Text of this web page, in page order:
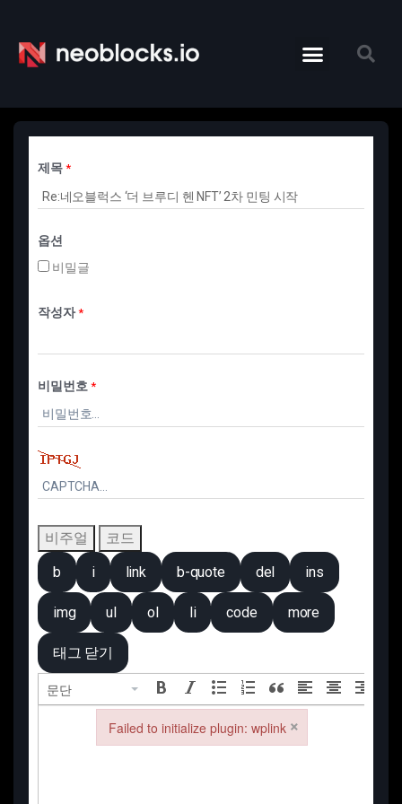
제목 *
옵션
비밀글
작성자 *
비밀번호 *
비주얼 코드
문단
Failed to initialize plugin: wplink ×
Failed to initialize plugin: wplink